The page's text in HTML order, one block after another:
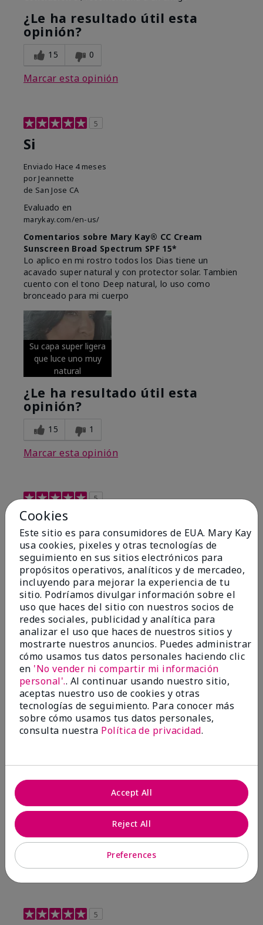
¿Le ha resultado útil esta
opinión?
15 0
Marcar esta opinión
5
Si
Enviado Hace 4 meses
por Jeannette
de San Jose CA
Evaluado en
marykay.com/en-us/
Comentarios sobre Mary Kay® CC Cream
Sunscreen Broad Spectrum SPF 15*
Lo aplico en mi rostro todos los Dias tiene un
acavado super natural y con protector solar. Tambien
cuento con el tono Deep natural, lo uso como
bronceado para mi cuerpo
Su capa super ligera
que luce uno muy
natural
¿Le ha resultado útil esta
opinión?
15 1
Marcar esta opinión
5
Excellent
EnviadoHace 4 meses
Coverly
deColumbia Missouri
Evaluado en
marykay.com/en-us/
Comentarios sobre Mary Kay® CC Cream
Sunscreen Broad Spectrum SPF 15*
I have been wearing the cc cream for 8 years now. I
absolutely love it. Its not cakey it's not heavy and it
blends effortlessly. I get compliments all the time.
10/10 I definitely recommend.
Mostrar Traducción
Walking in victory
Sí, recomendaría a un amigo
¿Le ha resultado útil esta
23 0
Marcar esta opinión
5
Cookies
Este sitio es para consumidores de EUA. Mary Kay
usa cookies, pixeles y otras tecnologías de
seguimiento en sus sitios electrónicos para
propósitos operativos, analíticos y de mercadeo,
incluyendo para mejorar la experiencia de tu
sitio. Podríamos divulgar información sobre el
uso que haces del sitio con nuestros socios de
redes sociales, publicidad y analítica para
analizar el uso que haces de nuestros sitios y
mostrarte nuestros anuncios. Puedes administrar
cómo usamos tus datos personales haciendo clic
en 'No vender ni compartir mi información
personal'.. Al continuar usando nuestro sitio,
aceptas nuestro uso de cookies y otras
tecnologías de seguimiento. Para conocer más
sobre cómo usamos tus datos personales,
consulta nuestra Política de privacidad.
Preferences
Reject All
Accept All